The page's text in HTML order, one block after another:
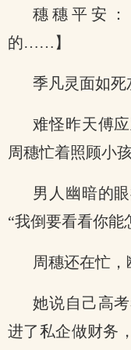
穗穗平安
的……】
季凡灵面如死
难怪昨天傅
周穗忙着照顾小
男人幽暗的
“我倒要看看你能
周穗还在忙，
她说自己高
进了私企做财务